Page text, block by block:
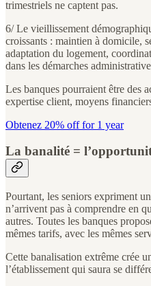
trimestriels ne captent pas.
6/ Le vieillissement
croissants : maintien à domicile,
adaptation du logement,
dans les démarches
Les banques pourraient être des
expertise client, moyens
Obtenez 20% off for 1 year
La banalité =
Pourtant, les seniors expriment
n’arrivent pas à comprendre en
autres. Toutes les banques
mêmes tarifs, avec les mêmes
Cette banalisation extrême crée
l’établissement qui saura se